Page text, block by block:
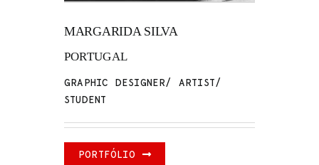
FANZINETECA.PTMARGARIDA SILVA
PORTUGAL
GRAPHIC DESIGNER/ ARTIST/
STUDENT
PORTFÓLIO